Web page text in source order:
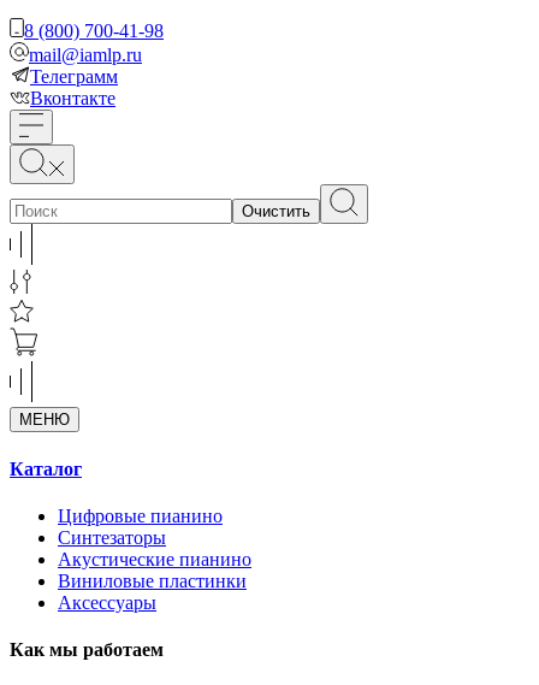
8 (800) 700-41-98
mail@iamlp.ru
Телеграмм
Вконтакте
Очистить
МЕНЮ
Каталог
Цифровые пианино
Синтезаторы
Акустические пианино
Виниловые пластинки
Аксессуары
Как мы работаем